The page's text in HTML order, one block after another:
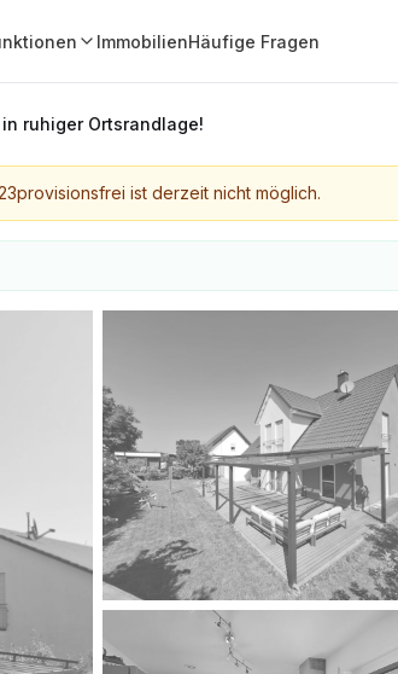
ImmobilienHäufige Fragen
ruhiger Ortsrandlage!
ist derzeit nicht möglich.